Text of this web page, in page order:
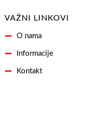
VAŽNI LINKOVI
O nama
Informacije
Kontakt